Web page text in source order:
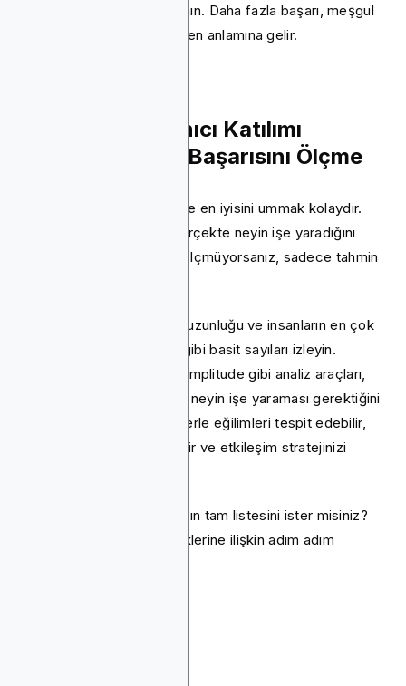
çizgileri için rozetleri kullanın. Daha fazla başarı, meşgul
kalmak için daha fazla neden anlamına gelir.
Uygulama Kullanıcı Katılımı
Kampanyanızın Başarısını Ölçme
Yeni özellikler başlatmak ve en iyisini ummak kolaydır.
Ancak gerçek ilerleme, gerçekte neyin işe yaradığını
bilmekten gelir. Sonuçları ölçmüyorsanız, sadece tahmin
Günlük kullanıcılar, oturum uzunluğu ve insanların en çok
hangi özellikleri kullandığı gibi basit sayıları izleyin.
Mixpanel, Firebase veya Amplitude gibi analiz araçları,
neyin popüler olduğunu ve neyin işe yaraması gerektiğini
izlemenizi sağlar. Net verilerle eğilimleri tespit edebilir,
sorunları erkenden çözebilir ve etkileşim stratejinizi
En iyi metriklerin ve araçların tam listesini ister misiniz?
Uygulama etkileşimi metriklerine ilişkin adım adım